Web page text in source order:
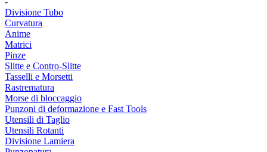
Divisione Tubo
Curvatura
Anime
Matrici
Pinze
Slitte e Contro-Slitte
Tasselli e Morsetti
Rastrematura
Morse di bloccaggio
Punzoni di deformazione e Fast Tools
Utensili di Taglio
Utensili Rotanti
Divisione Lamiera